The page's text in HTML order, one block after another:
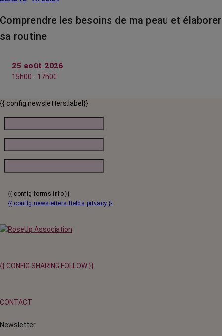
Comprendre les besoins de ma peau et élaborer
sa routine
25 août 2026
15h00 - 17h00
{{ config.newsletters.label}}
{{ config.forms.info }}
{{ config.newsletters.fields.privacy }}
{{ CONFIG.SHARING.FOLLOW }}
CONTACT
Newsletter